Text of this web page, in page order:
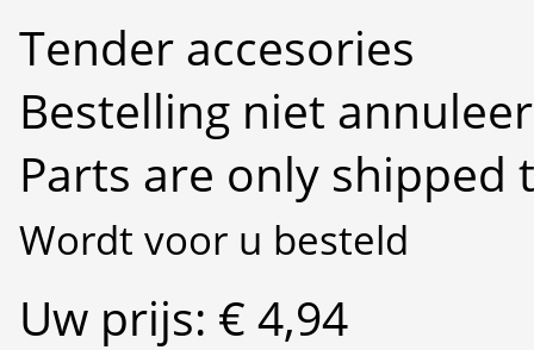
Tender accesories
Bestelling niet
Parts are only shipped
Wordt voor u besteld
Uw prijs: € 4,94